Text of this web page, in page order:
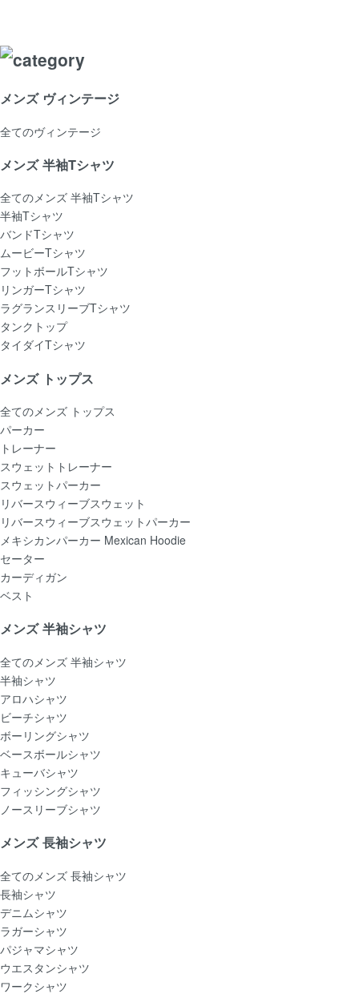
メンズ ヴィンテージ
全てのヴィンテージ
メンズ 半袖Tシャツ
全てのメンズ 半袖Tシャツ
半袖Tシャツ
バンドTシャツ
ムービーTシャツ
フットボールTシャツ
リンガーTシャツ
ラグランスリーブTシャツ
タンクトップ
タイダイTシャツ
メンズ トップス
全てのメンズ トップス
パーカー
トレーナー
スウェットトレーナー
スウェットパーカー
リバースウィーブスウェット
リバースウィーブスウェットパーカー
メキシカンパーカー Mexican Hoodie
セーター
カーディガン
ベスト
メンズ 半袖シャツ
全てのメンズ 半袖シャツ
半袖シャツ
アロハシャツ
ビーチシャツ
ボーリングシャツ
ベースボールシャツ
キューバシャツ
フィッシングシャツ
ノースリーブシャツ
メンズ 長袖シャツ
全てのメンズ 長袖シャツ
長袖シャツ
デニムシャツ
ラガーシャツ
パジャマシャツ
ウエスタンシャツ
ワークシャツ